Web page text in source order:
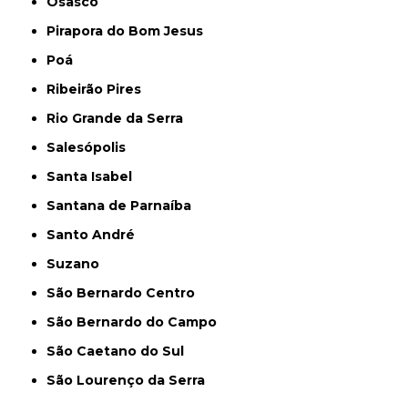
Pirapora do Bom Jesus
Poá
Ribeirão Pires
Rio Grande da Serra
Salesópolis
Santa Isabel
Santana de Parnaíba
Santo André
Suzano
São Bernardo Centro
São Bernardo do Campo
São Caetano do Sul
São Lourenço da Serra